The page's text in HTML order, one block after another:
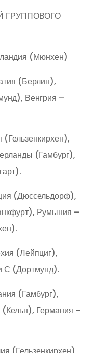
ГРУППОВОГО
(Мюнхен)
(Берлин),
Венгрия –
(Гамбург),
(Дюссельдорф),
Румыния –
(Лейпциг),
С (Дортмунд).
(Гамбург),
Германия –